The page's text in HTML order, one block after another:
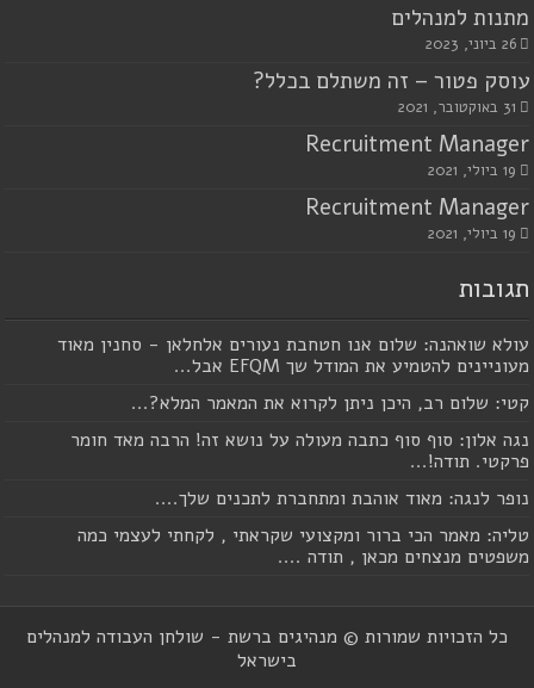
מתנות למנהלים
26 ביוני, 2023
עוסק פטור – זה משתלם בכלל?
31 באוקטובר, 2021
Recruitment Manager
19 ביולי, 2021
Recruitment Manager
19 ביולי, 2021
תגובות
עולא שואהנה: שלום אנו חטחבת נעורים אלחלאן - סחנין מאוד
מעוניינים להטמיע את המודל שך EFQM אבל...
קטי: שלום רב, היכן ניתן לקרוא את המאמר המלא?...
נגה אלון: סוף סוף כתבה מעולה על נושא זה! הרבה מאד חומר
פרקטי. תודה!...
נופר לנגה: מאוד אוהבת ומתחברת לתכנים שלך....
טליה: מאמר הכי ברור ומקצועי שקראתי , לקחתי לעצמי כמה
משפטים מנצחים מכאן , תודה ....
כל הזכויות שמורות © מנהיגים ברשת - שולחן העבודה למנהלים
בישראל